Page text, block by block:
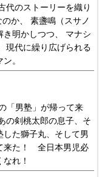
代のストーリーを織り
か、 素盞鳴（スサノ
明かしつつ、 マナシ
現代に繰り広げられる
。
「男塾」が帰って来
の剣桃太郎の息子、そ
た獅子丸、そして男
来た！ 全日本男児必
れ！